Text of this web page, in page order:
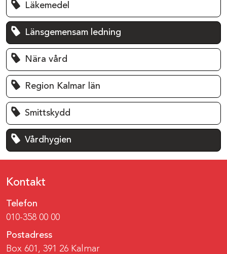
Läkemedel
Länsgemensam ledning
Nära vård
Region Kalmar län
Smittskydd
Vårdhygien
Kontakt
Telefon
010-358 00 00
Postadress
Box 601, 391 26 Kalmar